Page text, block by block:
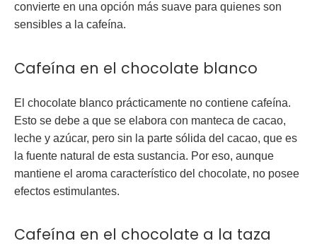
convierte en una opción más suave para quienes son
sensibles a la cafeína.
Cafeína en el chocolate blanco
El chocolate blanco prácticamente no contiene cafeína.
Esto se debe a que se elabora con manteca de cacao,
leche y azúcar, pero sin la parte sólida del cacao, que es
la fuente natural de esta sustancia. Por eso, aunque
mantiene el aroma característico del chocolate, no posee
efectos estimulantes.
Cafeína en el chocolate a la taza